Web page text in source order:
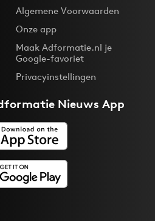
Algemene Voorwaarden
Onze app
Maak Adformatie.nl je
Google-favoriet
Privacyinstellingen
Nieuws App